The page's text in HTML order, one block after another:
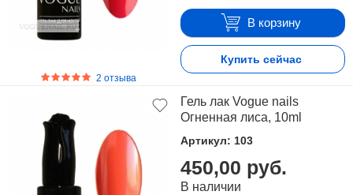
2 отзыва
В корзину
Купить сейчас
Гель лак Vogue nails
Огненная лиса, 10ml
Артикул: 103
450,00 руб.
В наличии